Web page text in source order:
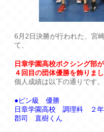
6月2日決勝が行われた、宮
て、
日章学園高校ボクシング部
４回目の団体優勝を飾りまし
個人成績は以下の通りです。
●ピン級 優勝
日章学園高校 調理科 ２年
郡司 直樹くん